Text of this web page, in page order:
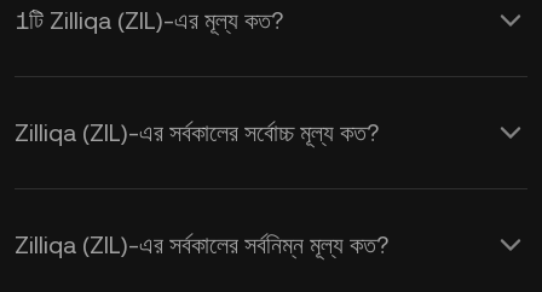
1টি Zilliqa (ZIL)-এর মূল্য কত?
KuCoin, Zilliqa (ZIL)-এর জন্য রিয়েল-টাইম
USD মূল্য আপডেট প্রদান করে। Zilliqa-এর মূল্য
হারগুলি পেতে KuCoin ক্যালকুলেটর ব্যবহার করুন।
Zilliqa (ZIL)-এর সর্বকালের সর্বোচ্চ মূল্য কত?
Zilliqa (ZIL)-এর সর্বকালের সর্বনিম্ন মূল্য কত?